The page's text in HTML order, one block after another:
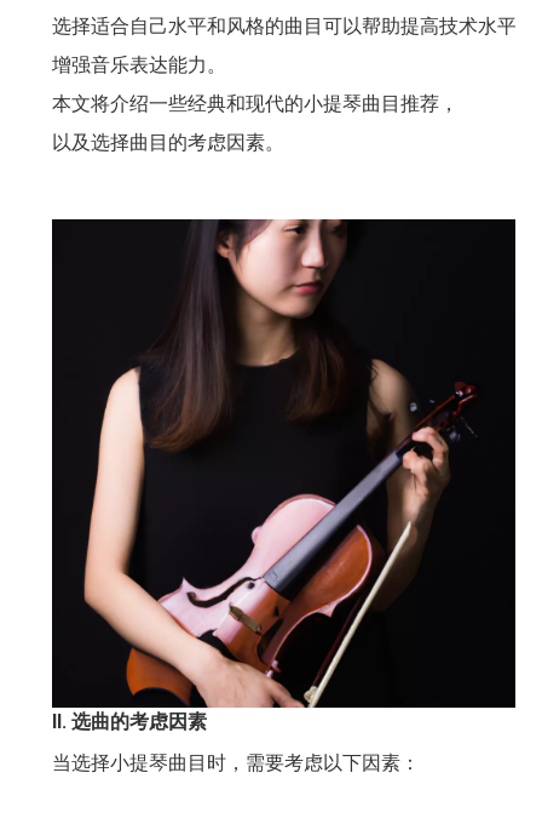
选择适合自己水平和风格的曲目可以帮助提高技术水平，
增强音乐表达能力。
本文将介绍一些经典和现代的小提琴曲目推荐，
以及选择曲目的考虑因素。
II. 选曲的考虑因素
当选择小提琴曲目时，需要考虑以下因素：